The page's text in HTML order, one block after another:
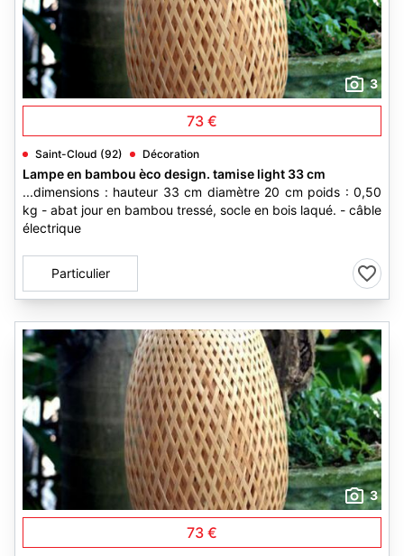
3
73 €
Saint-Cloud (92) Décoration
Lampe en bambou èco design. tamise light 33 cm
...dimensions : hauteur 33 cm diamètre 20 cm poids : 0,50
kg - abat jour en bambou tressé, socle en bois laqué. - câble
électrique
Particulier
3
73 €